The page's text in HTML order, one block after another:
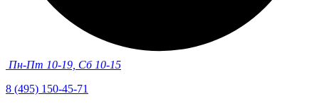
Пн-Пт 10-19, Сб 10-15
8 (495) 150-45-71